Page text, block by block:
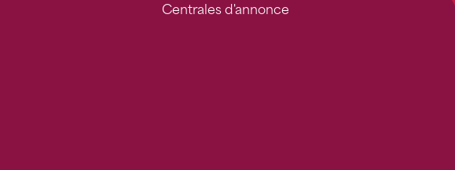
Centrales d'annonce